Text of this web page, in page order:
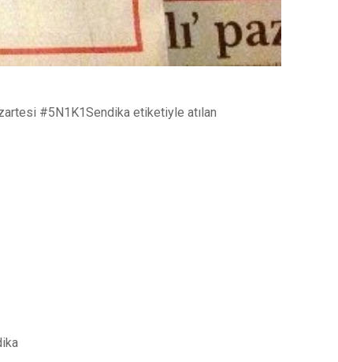
#5N1K1Sendika etiketiyle atılan